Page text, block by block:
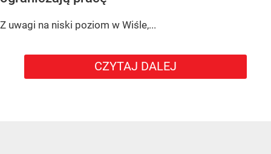
Z uwagi na niski poziom w Wiśle,...
CZYTAJ DALEJ